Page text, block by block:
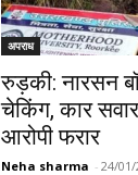
अपराध
रुड़की: नारसन
चेकिंग, कार
आरोपी फरार
Neha sharma - 24/01/